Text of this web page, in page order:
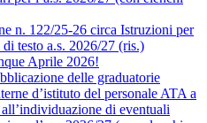
n. 122/25-26 circa Istruzioni per
testo a.s. 2026/27 (ris.)
Aprile 2026!
delle graduatorie
d’istituto del personale ATA a
di eventuali